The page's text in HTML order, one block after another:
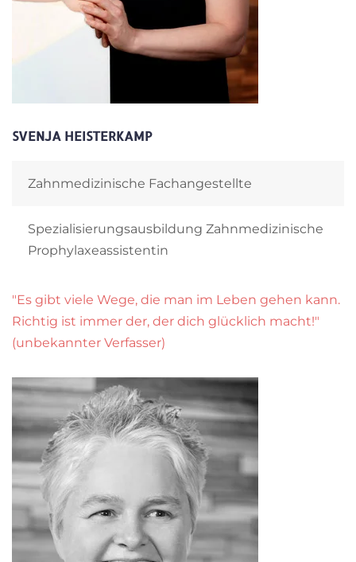
SVENJA HEISTERKAMP
Zahnmedizinische Fachangestellte
Spezialisierungsausbildung Zahnmedizinische
Prophylaxeassistentin
"Es gibt viele Wege, die man im Leben gehen kann.
Richtig ist immer der, der dich glücklich macht!"
(unbekannter Verfasser)